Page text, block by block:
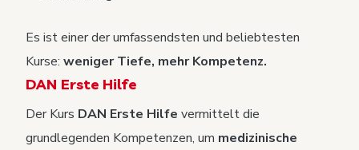
Es ist einer der umfassendsten und beliebtesten
Kurse:weniger Tiefe, mehr Kompetenz.
DAN Erste Hilfe
Der Kurs DAN Erste Hilfe vermittelt die
grundlegenden Kompetenzen, um medizinische